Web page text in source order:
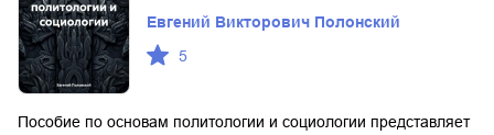
Евгений Викторович Полонский
5
Пособие по основам политологии и социологии представляет